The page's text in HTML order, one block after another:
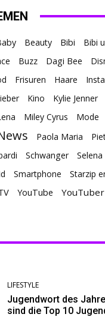
Beauty Bibi Bibi
Buzz Dagi Bee
Frisuren Haare
Kino Kylie Jenner
Miley Cyrus Mode
Paola Maria
Schwanger
Smartphone Starzip
YouTube YouTuber
LIFESTYLE
Jugendwort des
sind die Top 10